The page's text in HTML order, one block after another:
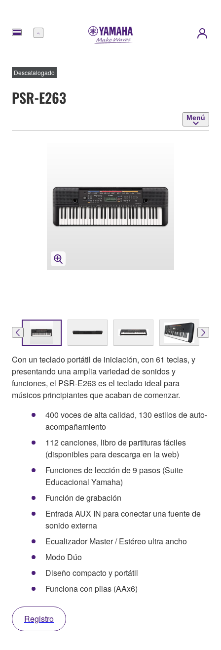
Menú
Descatalogado
PSR-E263
Menú
Con un teclado portátil de iniciación, con 61 teclas, y
presentando una amplia variedad de sonidos y
funciones, el PSR-E263 es el teclado ideal para
músicos principiantes que acaban de comenzar.
400 voces de alta calidad, 130 estilos de auto-
acompañamiento
112 canciones, libro de partituras fáciles
(disponibles para descarga en la web)
Funciones de lección de 9 pasos (Suite
Educacional Yamaha)
Función de grabación
Entrada AUX IN para conectar una fuente de
sonido externa
Ecualizador Master / Estéreo ultra ancho
Modo Dúo
Diseño compacto y portátil
Funciona con pilas (AAx6)
Registro